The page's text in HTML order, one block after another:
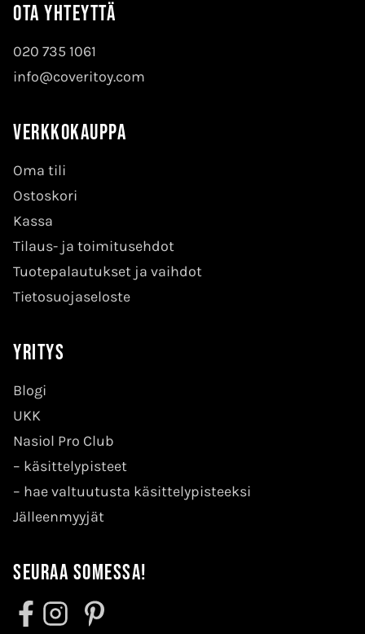
Ota yhteyttä
020 735 1061
info@coveritoy.com
Verkkokauppa
Oma tili
Ostoskori
Kassa
Tilaus- ja toimitusehdot
Tuotepalautukset ja vaihdot
Tietosuojaseloste
Yritys
Blogi
UKK
Nasiol Pro Club
– käsittelypisteet
– hae valtuutusta käsittelypisteeksi
Jälleenmyyjät
Seuraa somessa!